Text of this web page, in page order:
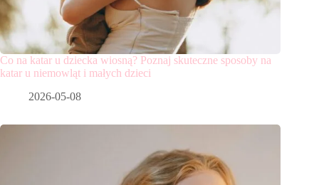
Co na katar u dziecka wiosną? Poznaj skuteczne sposoby na
katar u niemowląt i małych dzieci
2026-05-08